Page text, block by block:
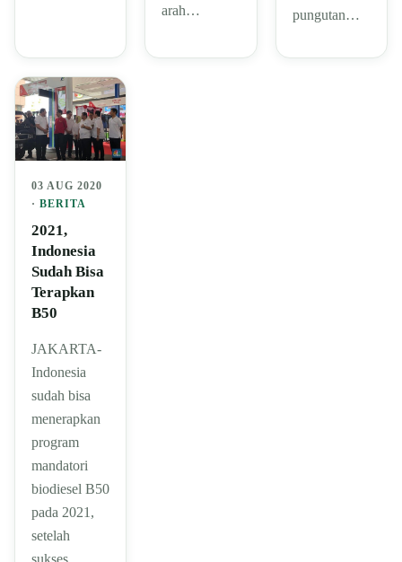
arah…
pungutan…
03 AUG 2020
· BERITA
2021,
Indonesia
Sudah Bisa
Terapkan
B50
JAKARTA-
Indonesia
sudah bisa
menerapkan
program
mandatori
biodiesel B50
pada 2021,
setelah
sukses